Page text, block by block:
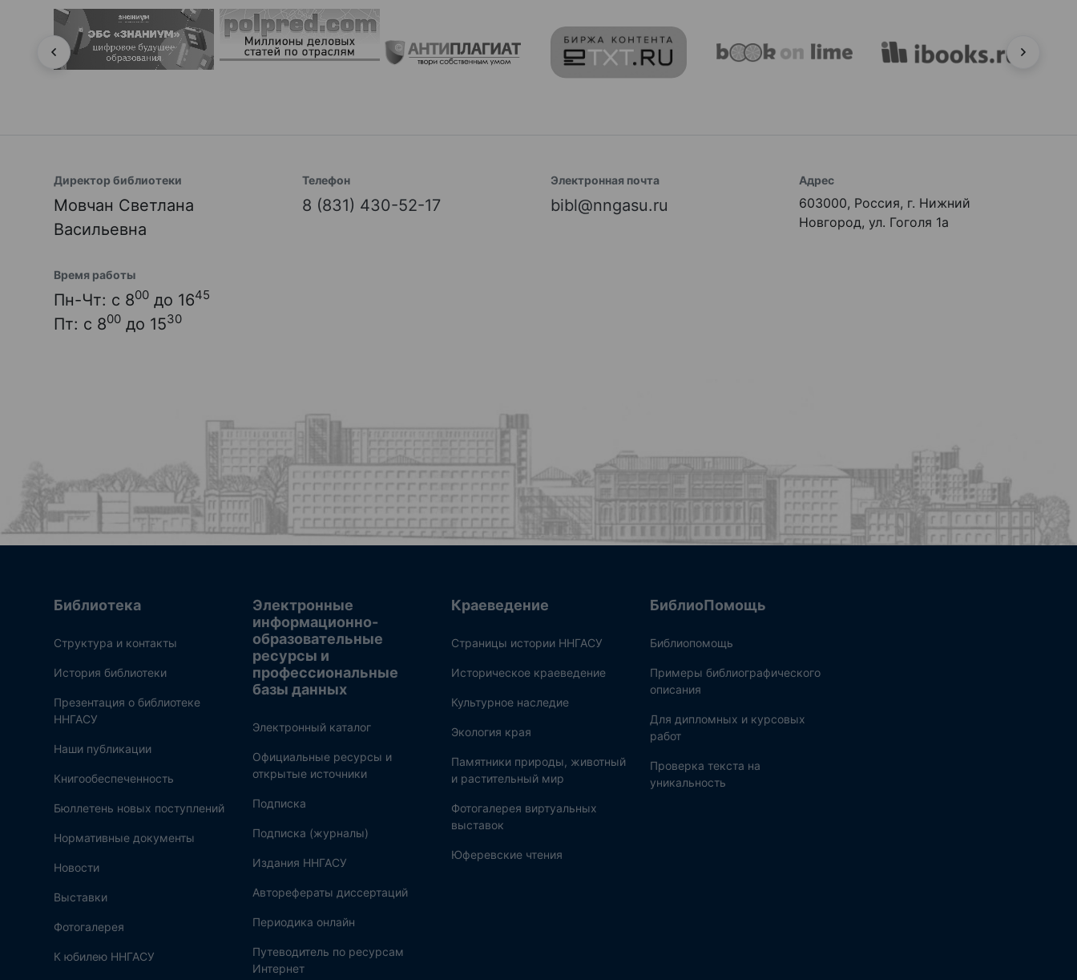
Директор библиотеки
Мовчан Светлана
Васильевна
Телефон
8 (831) 430-52-17
Электронная почта
bibl@nngasu.ru
Адрес
603000, Россия, г. Нижний
Новгород, ул. Гоголя 1а
Время работы
Пн-Чт: с 800 до 1645
Пт: с 800 до 1530
Библиотека
Структура и контакты
История библиотеки
Презентация о библиотеке
ННГАСУ
Наши публикации
Книгообеспеченность
Бюллетень новых поступлений
Нормативные документы
Новости
Выставки
Фотогалерея
К юбилею ННГАСУ
Электронные
информационно-
образовательные
ресурсы и
профессиональные
базы данных
Электронный каталог
Официальные ресурсы и
открытые источники
Подписка
Подписка (журналы)
Издания ННГАСУ
Авторефераты диссертаций
Периодика онлайн
Путеводитель по ресурсам
Интернет
Краеведение
Страницы истории ННГАСУ
Историческое краеведение
Культурное наследие
Экология края
Памятники природы, животный
и растительный мир
Фотогалерея виртуальных
выставок
Юферевские чтения
БиблиоПомощь
Библиопомощь
Примеры библиографического
описания
Для дипломных и курсовых
работ
Проверка текста на
уникальность